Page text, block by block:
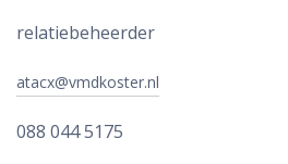
relatiebeheerder
atacx@vmdkoster.nl
088 044 5175